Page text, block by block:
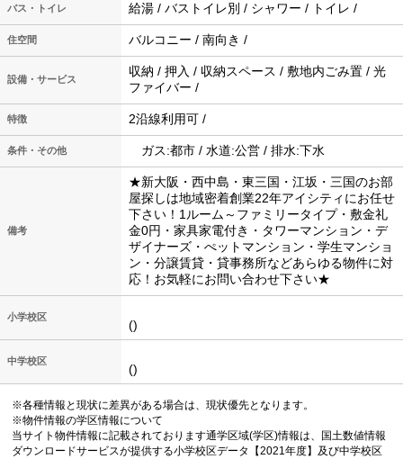
バス・トイレ 給湯 / バストイレ別 / シャワー / トイレ /
住空間 バルコニー / 南向き /
設備・サービス
収納 / 押入 / 収納スペース / 敷地内ごみ置 / 光
ファイバー /
特徴 2沿線利用可 /
条件・その他 ガス:都市 / 水道:公営 / 排水:下水
備考
★新大阪・西中島・東三国・江坂・三国のお部
屋探しは地域密着創業22年アイシティにお任せ
下さい！1ルーム～ファミリータイプ・敷金礼
金0円・家具家電付き・タワーマンション・デ
ザイナーズ・ぺットマンション・学生マンショ
ン・分譲賃貸・貸事務所などあらゆる物件に対
応！お気軽にお問い合わせ下さい★
小学校区
()
中学校区
()
※各種情報と現状に差異がある場合は、現状優先となります。
※物件情報の学区情報について
当サイト物件情報に記載されております通学区域(学区)情報は、国土数値情報
ダウンロードサービスが提供する小学校区データ【2021年度】及び中学校区